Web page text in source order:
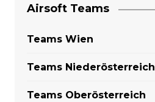
Airsoft Teams
Teams Wien
Teams Niederösterreich
Teams Oberösterreich